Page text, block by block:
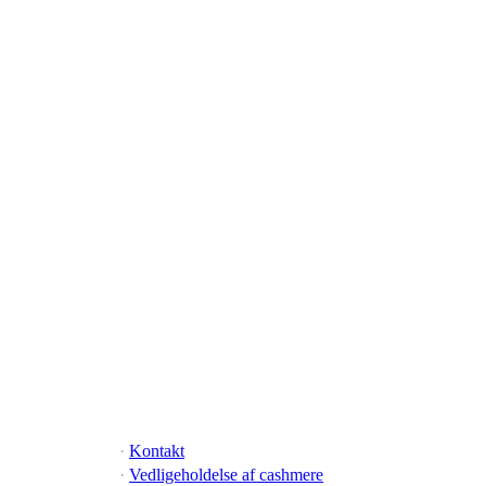
· Kontakt
· Vedligeholdelse af cashmere